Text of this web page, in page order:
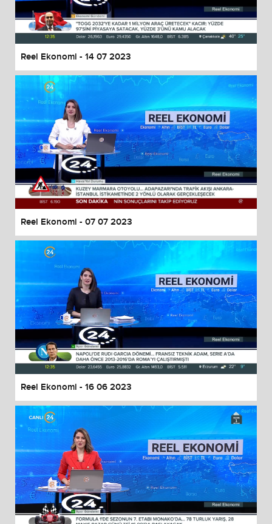
End of dialog window.
Reel Ekonomi - 14 07 2023
Reel Ekonomi - 07 07 2023
Reel Ekonomi - 16 06 2023